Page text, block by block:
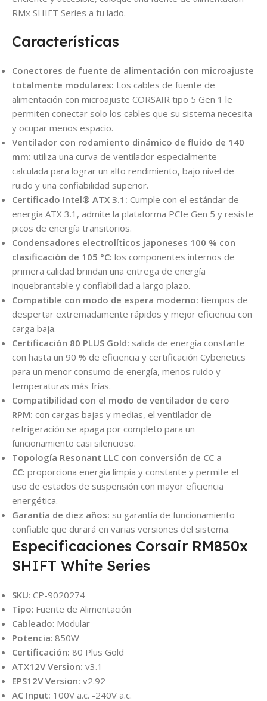
RMx SHIFT Series a tu lado.
Características
Conectores de fuente de alimentación con microajuste
totalmente modulares: Los cables de fuente de
alimentación con microajuste CORSAIR tipo 5 Gen 1 le
permiten conectar solo los cables que su sistema necesita
y ocupar menos espacio.
Ventilador con rodamiento dinámico de fluido de 140
mm: utiliza una curva de ventilador especialmente
calculada para lograr un alto rendimiento, bajo nivel de
ruido y una confiabilidad superior.
Certificado Intel® ATX 3.1: Cumple con el estándar de
energía ATX 3.1, admite la plataforma PCIe Gen 5 y resiste
picos de energía transitorios.
Condensadores electrolíticos japoneses 100 % con
clasificación de 105 °C: los componentes internos de
primera calidad brindan una entrega de energía
inquebrantable y confiabilidad a largo plazo.
Compatible con modo de espera moderno: tiempos de
despertar extremadamente rápidos y mejor eficiencia con
carga baja.
Certificación 80 PLUS Gold: salida de energía constante
con hasta un 90 % de eficiencia y certificación Cybenetics
para un menor consumo de energía, menos ruido y
temperaturas más frías.
Compatibilidad con el modo de ventilador de cero
RPM: con cargas bajas y medias, el ventilador de
refrigeración se apaga por completo para un
funcionamiento casi silencioso.
Topología Resonant LLC con conversión de CC a
CC: proporciona energía limpia y constante y permite el
uso de estados de suspensión con mayor eficiencia
energética.
Garantía de diez años: su garantía de funcionamiento
confiable que durará en varias versiones del sistema.
Especificaciones Corsair RM850x
SHIFT White Series
SKU: CP-9020274
Tipo: Fuente de Alimentación
Cableado: Modular
Potencia: 850W
Certificación: 80 Plus Gold
ATX12V Version: v3.1
EPS12V Version: v2.92
AC Input: 100V a.c. -240V a.c.